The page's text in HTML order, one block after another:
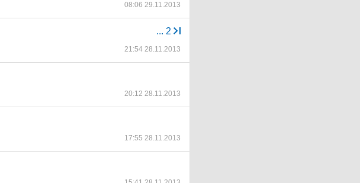
08:06 29.11.2013
... 2
21:54 28.11.2013
20:12 28.11.2013
17:55 28.11.2013